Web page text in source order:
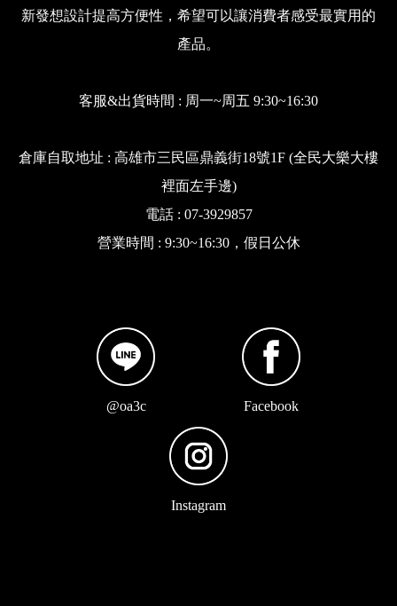
新發想設計提高方便性，希望可以讓消費者感受最實用的
產品。
客服&出貨時間 : 周一~周五 9:30~16:30
倉庫自取地址 : 高雄市三民區鼎義街18號1F (全民大樂大樓
裡面左手邊)
電話 : 07-3929857
營業時間 : 9:30~16:30，假日公休
@oa3c Facebook
Instagram